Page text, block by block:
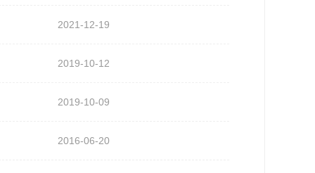
2021-12-19
2019-10-12
2019-10-09
2016-06-20